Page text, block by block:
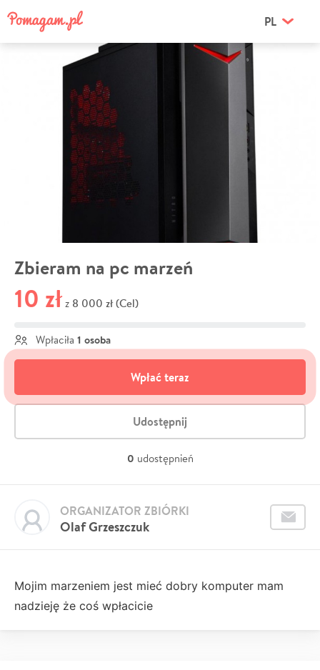
PL
Zbieram na pc marzeń
10 zł z 8 000 zł (Cel)
Wpłaciła 1 osoba
Wpłać teraz
Udostępnij
0 udostępnień
Olaf Grzeszczuk
ORGANIZATOR ZBIÓRKI
Mojim marzeniem jest mieć dobry komputer mam
nadzieję że coś wpłacicie